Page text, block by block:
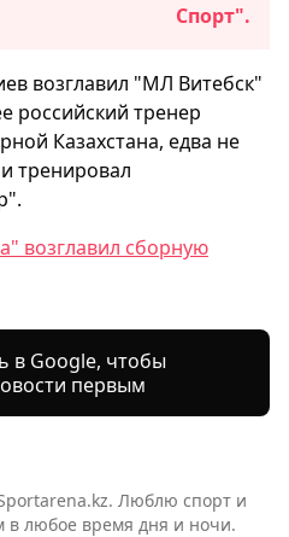
Люблю спорт и
в любое время дня и ночи.
Спорт".
возглавил "МЛ Витебск"
российский тренер
Казахстана, едва не
тренировал
возглавил сборную
в Google, чтобы
первым